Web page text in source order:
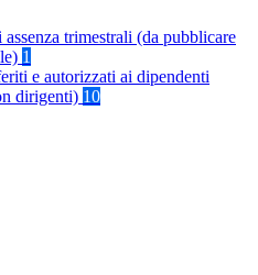
assenza trimestrali (da pubblicare
1
e autorizzati ai dipendenti
dirigenti) 10